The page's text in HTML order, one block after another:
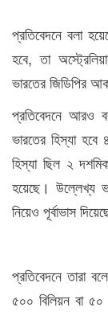
প্রতিবেদনে বলা
হবে, তা
ভারতের জিডিপির
প্রতিবেদনে আরও
ভারতের হিস্যা
হিস্যা ছিল ২
হয়েছে। উল্লেখ্য
নিয়েও পূর্বাভাস
প্রতিবেদনে তারা
৫০০ বিলিয়ন বা ৫০